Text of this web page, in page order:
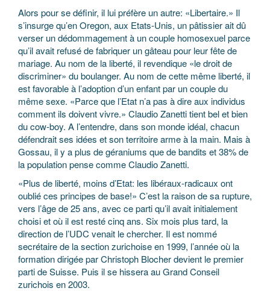
Alors pour se définir, il lui préfère un autre: «Libertaire.» Il
s’insurge qu’en Oregon, aux Etats-Unis, un pâtissier ait dû
verser un dédommagement à un couple homosexuel parce
qu’il avait refusé de fabriquer un gâteau pour leur fête de
mariage. Au nom de la liberté, il revendique «le droit de
discriminer» du boulanger. Au nom de cette même liberté, il
est favorable à l’adoption d’un enfant par un couple du
même sexe. «Parce que l’Etat n’a pas à dire aux individus
comment ils doivent vivre.» Claudio Zanetti tient bel et bien
du cow-boy. A l’entendre, dans son monde idéal, chacun
défendrait ses idées et son territoire arme à la main. Mais à
Gossau, il y a plus de géraniums que de bandits et 38% de
la population pense comme Claudio Zanetti.
«Plus de liberté, moins d’Etat: les libéraux-radicaux ont
oublié ces principes de base!» C’est la raison de sa rupture,
vers l’âge de 25 ans, avec ce parti qu’il avait initialement
choisi et où il est resté cinq ans. Six mois plus tard, la
direction de l’UDC venait le chercher. Il est nommé
secrétaire de la section zurichoise en 1999, l’année où la
formation dirigée par Christoph Blocher devient le premier
parti de Suisse. Puis il se hissera au Grand Conseil
zurichois en 2003.